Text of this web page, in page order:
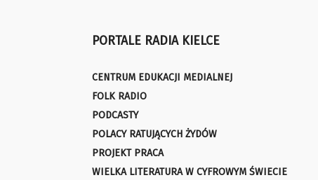
PORTALE RADIA KIELCE
CENTRUM EDUKACJI MEDIALNEJ
FOLK RADIO
PODCASTY
POLACY RATUJĄCYCH ŻYDÓW
PROJEKT PRACA
WIELKA LITERATURA W CYFROWYM ŚWIECIE